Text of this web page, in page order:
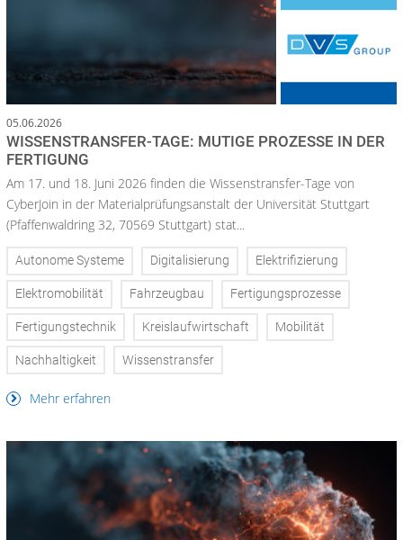
05.06.2026
WISSENSTRANSFER-TAGE: MUTIGE PROZESSE IN DER
FERTIGUNG
Am 17. und 18. Juni 2026 finden die Wissenstransfer-Tage von
CyberJoin in der Materialprüfungsanstalt der Universität Stuttgart
(Pfaffenwaldring 32, 70569 Stuttgart) stat...
Autonome Systeme Digitalisierung Elektrifizierung
Elektromobilität Fahrzeugbau Fertigungsprozesse
Fertigungstechnik Kreislaufwirtschaft Mobilität
Nachhaltigkeit Wissenstransfer
Mehr erfahren